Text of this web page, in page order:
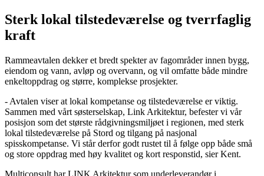
Sterk lokal tilstedeværelse og tverrfaglig
kraft
Rammeavtalen dekker et bredt spekter av fagområder innen bygg,
eiendom og vann, avløp og overvann, og vil omfatte både mindre
enkeltoppdrag og større, komplekse prosjekter.
- Avtalen viser at lokal kompetanse og tilstedeværelse er viktig.
Sammen med vårt søsterselskap, Link Arkitektur, befester vi vår
posisjon som det største rådgivningsmiljøet i regionen, med sterk
lokal tilstedeværelse på Stord og tilgang på nasjonal
spisskompetanse. Vi står derfor godt rustet til å følge opp både små
og store oppdrag med høy kvalitet og kort responstid, sier Kent.
Multiconsult har LINK Arkitektur som underleverandør i